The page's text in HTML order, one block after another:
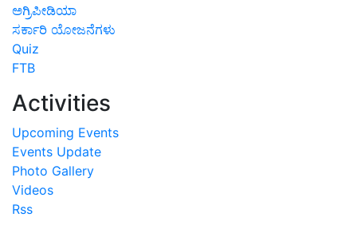
ಅಗ್ರಿಪೀಡಿಯಾ
ಸರ್ಕಾರಿ ಯೋಜನೆಗಳು
Quiz
FTB
Activities
Upcoming Events
Events Update
Photo Gallery
Videos
Rss